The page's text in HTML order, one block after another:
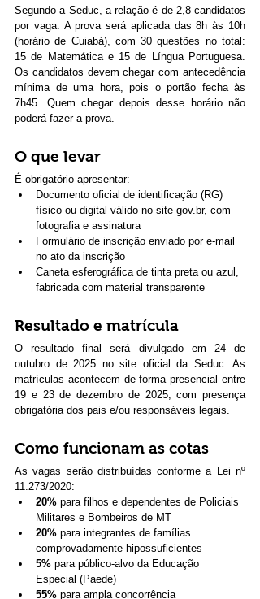
Segundo a Seduc, a relação é de 2,8 candidatos
por vaga. A prova será aplicada das 8h às 10h
(horário de Cuiabá), com 30 questões no total:
15 de Matemática e 15 de Língua Portuguesa.
Os candidatos devem chegar com antecedência
mínima de uma hora, pois o portão fecha às
7h45. Quem chegar depois desse horário não
poderá fazer a prova.
O que levar
É obrigatório apresentar:
Documento oficial de identificação (RG)
físico ou digital válido no site gov.br, com
fotografia e assinatura
Formulário de inscrição enviado por e-mail
no ato da inscrição
Caneta esferográfica de tinta preta ou azul,
fabricada com material transparente
Resultado e matrícula
O resultado final será divulgado em 24 de
outubro de 2025 no site oficial da Seduc. As
matrículas acontecem de forma presencial entre
19 e 23 de dezembro de 2025, com presença
obrigatória dos pais e/ou responsáveis legais.
Como funcionam as cotas
As vagas serão distribuídas conforme a Lei nº
11.273/2020:
20% para filhos e dependentes de Policiais
Militares e Bombeiros de MT
20% para integrantes de famílias
comprovadamente hipossuficientes
5% para público-alvo da Educação
Especial (Paede)
55% para ampla concorrência